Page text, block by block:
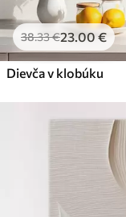
38.33€23.00 €
Dievča v klobúku